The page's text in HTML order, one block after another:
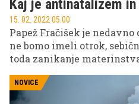
Kaj je antinatalizem
15. 02. 2022 05.00
Papež Fračišek je nedavno
ne bomo imeli otrok,
toda zanikanje
pomanjša – oropa nas
naraščaja trpi,'' je
podatki v Sloveniji kažejo,
NOVICE